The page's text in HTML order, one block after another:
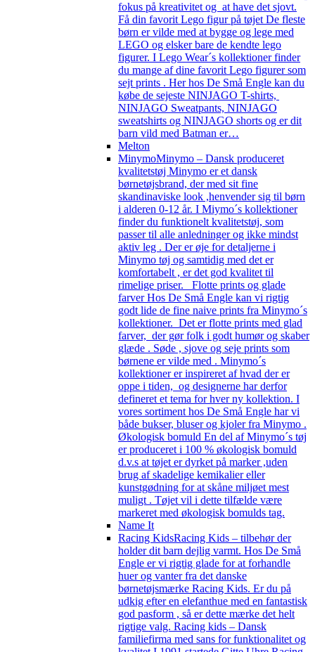
fokus på kreativitet og at have det sjovt.
Få din favorit Lego figur på tøjet De fleste
børn er vilde med at bygge og lege med
LEGO og elsker bare de kendte lego
figurer. I Lego Wear´s kollektioner finder
du mange af dine favorit Lego figurer som
sejt prints . Her hos De Små Engle kan du
købe de sejeste NINJAGO T-shirts,
NINJAGO Sweatpants, NINJAGO
sweatshirts og NINJAGO shorts og er dit
barn vild med Batman er…
Melton
MinymoMinymo – Dansk produceret
kvalitetstøj Minymo er et dansk
børnetøjsbrand, der med sit fine
skandinaviske look ,henvender sig til børn
i alderen 0-12 år. I Miymo´s kollektioner
finder du funktionelt kvalitetstøj, som
passer til alle anledninger og ikke mindst
aktiv leg . Der er øje for detaljerne i
Minymo tøj og samtidig med det er
komfortabelt , er det god kvalitet til
rimelige priser. Flotte prints og glade
farver Hos De Små Engle kan vi rigtig
godt lide de fine naive prints fra Minymo´s
kollektioner. Det er flotte prints med glad
farver, der gør folk i godt humør og skaber
glæde . Søde , sjove og seje prints som
børnene er vilde med . Minymo´s
kollektioner er inspireret af hvad der er
oppe i tiden, og designerne har derfor
defineret et tema for hver ny kollektion. I
vores sortiment hos De Små Engle har vi
både bukser, bluser og kjoler fra Minymo .
Økologisk bomuld En del af Minymo´s tøj
er produceret i 100 % økologisk bomuld
d.v.s at tøjet er dyrket på marker ,uden
brug af skadelige kemikalier eller
kunstgødning for at skåne miljøet mest
muligt . Tøjet vil i dette tilfælde være
markeret med økologisk bomulds tag.
Name It
Racing KidsRacing Kids – tilbehør der
holder dit barn dejlig varmt. Hos De Små
Engle er vi rigtig glade for at forhandle
huer og vanter fra det danske
børnetøjsmærke Racing Kids. Er du på
udkig efter en elefanthue med en fantastisk
god pasform , så er dette mærke det helt
rigtige valg. Racing kids – Dansk
familiefirma med sans for funktionalitet og